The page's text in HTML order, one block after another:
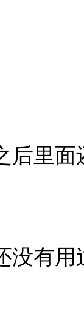
后里
没有